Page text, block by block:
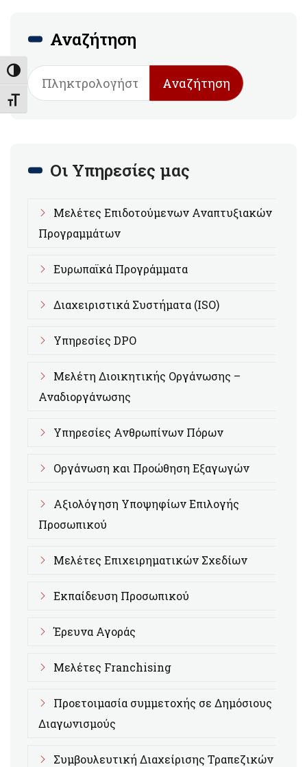
Εναλλαγή Υψηλής Αντίθεσης
Εναλλαγή Μεγέθους Γραμμάτων
Αναζήτηση
Αναζήτηση
Οι Υπηρεσίες μας
Μελέτες Επιδοτούμενων Αναπτυξιακών
Προγραμμάτων
Ευρωπαϊκά Προγράμματα
Διαχειριστικά Συστήματα (ISO)
Υπηρεσίες DPO
Μελέτη Διοικητικής Οργάνωσης –
Αναδιοργάνωσης
Υπηρεσίες Ανθρωπίνων Πόρων
Οργάνωση και Προώθηση Εξαγωγών
Αξιολόγηση Υποψηφίων Επιλογής
Προσωπικού
Μελέτες Επιχειρηματικών Σχεδίων
Εκπαίδευση Προσωπικού
Έρευνα Αγοράς
Μελέτες Franchising
Προετοιμασία συμμετοχής σε Δημόσιους
Διαγωνισμούς
Συμβουλευτική Διαχείρισης Τραπεζικών